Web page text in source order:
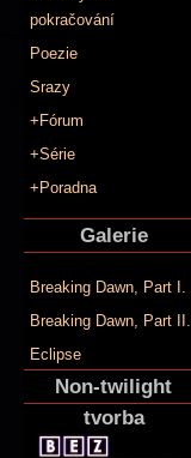
pokračování
Poezie
Srazy
+Fórum
+Série
+Poradna
Galerie
Breaking Dawn, Part I.
Breaking Dawn, Part II.
Eclipse
Non-twilight
tvorba